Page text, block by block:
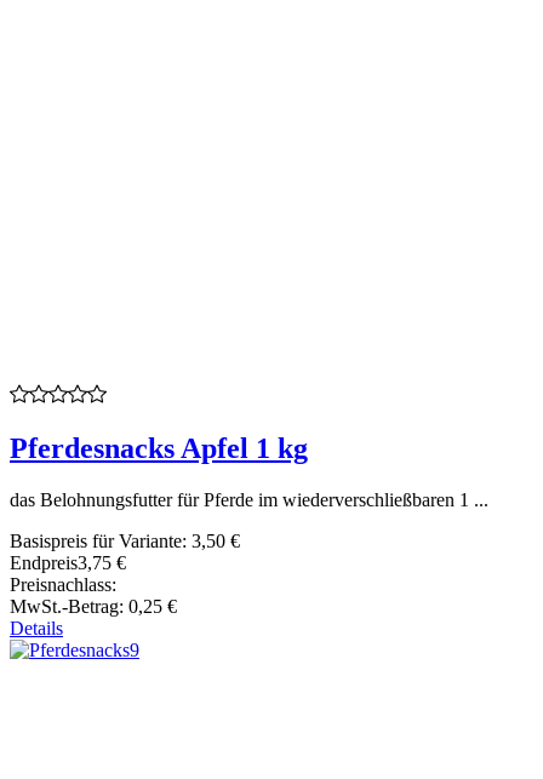
Pferdesnacks Apfel 1 kg
das Belohnungsfutter für Pferde im wiederverschließbaren 1 ...
Basispreis für Variante: 3,50 €
Endpreis3,75 €
Preisnachlass:
MwSt.-Betrag: 0,25 €
Details